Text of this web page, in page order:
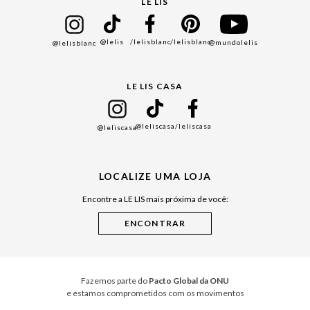
Black Friday
Cuidados Casa
@lelisblanc @lelis /lelisblanc/lelisblanc@mundolelis
LE LIS CASA
@leliscasa@leliscasa/leliscasa
LOCALIZE UMA LOJA
Encontre a LE LIS mais próxima de você:
Fazemos parte do Pacto Global da ONU
e estamos comprometidos com os movimentos